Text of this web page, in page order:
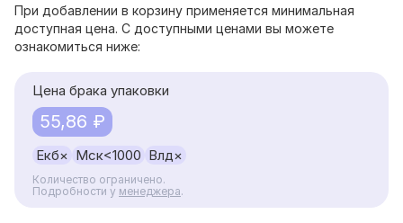
При добавлении в корзину применяется минимальная
доступная цена. С доступными ценами вы можете
ознакомиться ниже:
Цена брака упаковки
Количество ограничено.
Подробности у менеджера.
Екб× Мск<1000 Влд×
55,86 ₽